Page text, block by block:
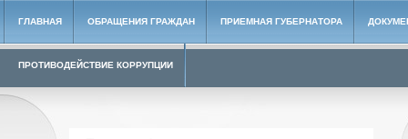
ГЛАВНАЯ ОБРАЩЕНИЯ ГРАЖДАН ПРИЕМНАЯ ГУБЕРНАТОРА
ПРОТИВОДЕЙСТВИЕ КОРРУПЦИИ